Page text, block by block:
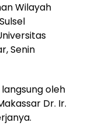
Wilayah
Senin
oleh
Dr. Ir.